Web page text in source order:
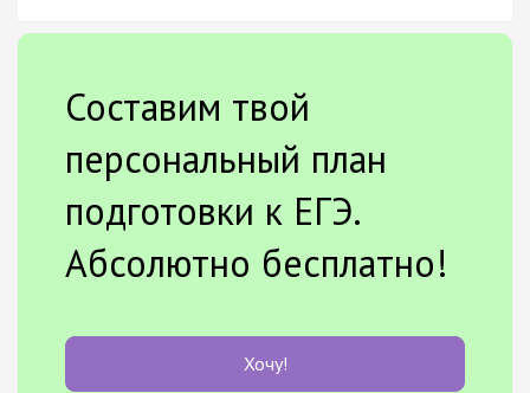
Составим твой
персональный план
подготовки к ЕГЭ.
Абсолютно бесплатно!
Хочу!